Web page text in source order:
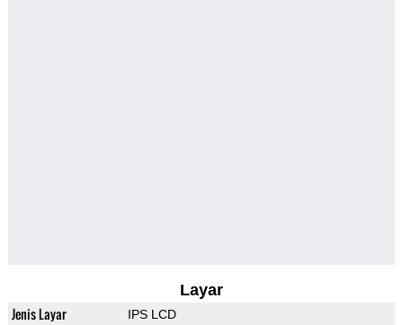
Layar
Jenis Layar IPS LCD